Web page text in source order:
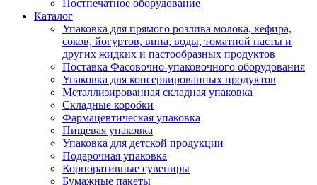
Постпечатное оборудование
Каталог
Упаковка для прямого розлива молока, кефира,
соков, йогуртов, вина, воды, томатной пасты и
других жидких и пастообразных продуктов
Поставка Фасовочно-упаковочного оборудования
Упаковка для консервированных продуктов
Металлизированная складная упаковка
Складные коробки
Фармацевтическая упаковка
Пищевая упаковка
Упаковка для детской продукции
Подарочная упаковка
Корпоративные сувениры
Бумажные пакеты